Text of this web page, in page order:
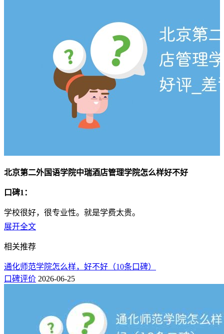
北京第二外国语学院中瑞酒店管理学院怎么样好不好
口碑1：
学校很好，很专业性。就是学费太贵。
口碑2：
硬件很好，老师都很好，在这所学校可以学到一些东西。
口碑3：
课很有意思，能让学生很快学习一门手艺。图书馆挺大，而且
环境不错。缺点：食堂很难吃，学习氛围并不好，虽然也有认
真学习的，但是学校整体上不是学术氛围，每办一个活动（包
展开全文
相关推荐
通化师范学院怎么样，好不好（10条口碑）
口碑评价 2026-06-25